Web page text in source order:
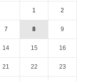
1 2
7 8 9
14 15 16
21 22 23